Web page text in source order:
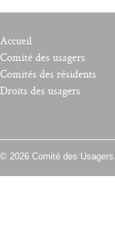
Accueil
Comité des usagers
Comités des résidents
Droits des usagers
© 2026 Comité des